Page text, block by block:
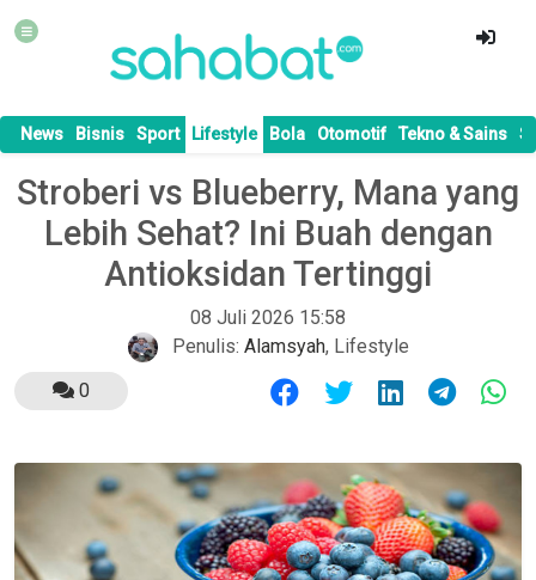
News Bisnis Sport Lifestyle Bola Otomotif Tekno & Sains
Stroberi vs Blueberry, Mana yang
Lebih Sehat? Ini Buah dengan
Antioksidan Tertinggi
08 Juli 2026 15:58
Penulis: Alamsyah, Lifestyle
0